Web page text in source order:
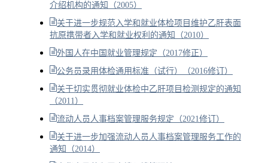
介绍机构的通知（2005）
关于进一步规范入学和就业体检项目维护乙肝表面
抗原携带者入学和就业权利的通知（2010）
外国人在中国就业管理规定（2017修正）
公务员录用体检通用标准（试行）（2016修订）
关于切实贯彻就业体检中乙肝项目检测规定的通知
（2011）
流动人员人事档案管理服务规定（2021修订）
关于进一步加强流动人员人事档案管理服务工作的
通知（2014）